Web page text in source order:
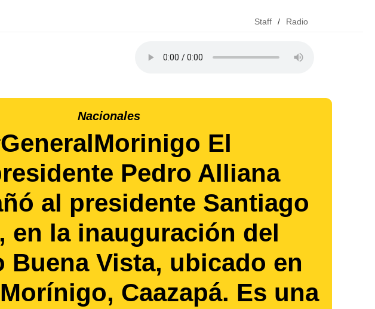
Staff / Radio
Nacionales
El
Pedro Alliana
al presidente Santiago
en la inauguración del
Buena Vista, ubicado en
Caazapá. Es una